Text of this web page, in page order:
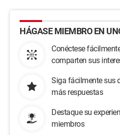
HÁGASE MIEMBRO EN
Conéctese
comparten sus
Siga fácilmente sus
más respuestas
Destaque su
miembros